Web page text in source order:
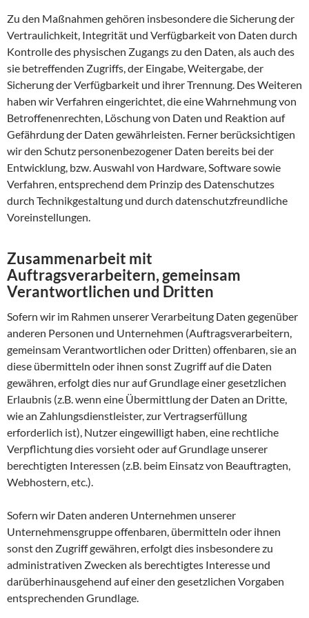
Zu den Maßnahmen gehören insbesondere die Sicherung der
Vertraulichkeit, Integrität und Verfügbarkeit von Daten durch
Kontrolle des physischen Zugangs zu den Daten, als auch des
sie betreffenden Zugriffs, der Eingabe, Weitergabe, der
Sicherung der Verfügbarkeit und ihrer Trennung. Des Weiteren
haben wir Verfahren eingerichtet, die eine Wahrnehmung von
Betroffenenrechten, Löschung von Daten und Reaktion auf
Gefährdung der Daten gewährleisten. Ferner berücksichtigen
wir den Schutz personenbezogener Daten bereits bei der
Entwicklung, bzw. Auswahl von Hardware, Software sowie
Verfahren, entsprechend dem Prinzip des Datenschutzes
durch Technikgestaltung und durch datenschutzfreundliche
Voreinstellungen.
Zusammenarbeit mit
Auftragsverarbeitern, gemeinsam
Verantwortlichen und Dritten
Sofern wir im Rahmen unserer Verarbeitung Daten gegenüber
anderen Personen und Unternehmen (Auftragsverarbeitern,
gemeinsam Verantwortlichen oder Dritten) offenbaren, sie an
diese übermitteln oder ihnen sonst Zugriff auf die Daten
gewähren, erfolgt dies nur auf Grundlage einer gesetzlichen
Erlaubnis (z.B. wenn eine Übermittlung der Daten an Dritte,
wie an Zahlungsdienstleister, zur Vertragserfüllung
erforderlich ist), Nutzer eingewilligt haben, eine rechtliche
Verpflichtung dies vorsieht oder auf Grundlage unserer
berechtigten Interessen (z.B. beim Einsatz von Beauftragten,
Webhostern, etc.).
Sofern wir Daten anderen Unternehmen unserer
Unternehmensgruppe offenbaren, übermitteln oder ihnen
sonst den Zugriff gewähren, erfolgt dies insbesondere zu
administrativen Zwecken als berechtigtes Interesse und
darüberhinausgehend auf einer den gesetzlichen Vorgaben
entsprechenden Grundlage.